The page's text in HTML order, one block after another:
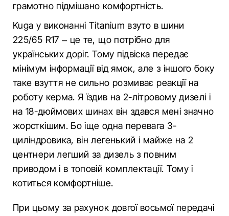
грамотно підмішано комфортність.
Kuga у виконанні Titanium взуто в шини
225/65 R17 – це те, що потрібно для
українських доріг. Тому підвіска передає
мінімум інформації від ямок, але з іншого боку
таке взуття не сильно розмиває реакції на
роботу керма. Я їздив на 2-літровому дизелі і
на 18-дюймових шинах він здався мені значно
жорсткішим. Бо іще одна перевага 3-
циліндровика, він легенький і майже на 2
центнери легший за дизель з повним
приводом і в топовій комплектації. Тому і
котиться комфортніше.
При цьому за рахунок довгої восьмої передачі